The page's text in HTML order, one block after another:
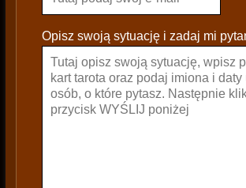
e
a
Opisz swoją sytuację i zadaj mi